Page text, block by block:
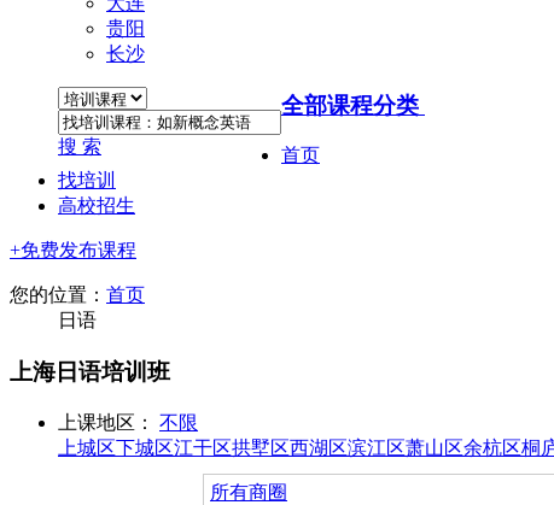
贵阳
长沙
搜 索
全部课程分类
首页
找培训
高校招生
+免费发布课程
您的位置： 首页
日语
上海日语培训班
上课地区：
不限
上城区下城区江干区拱墅区西湖区滨江区萧山区余杭区桐
所有商圈